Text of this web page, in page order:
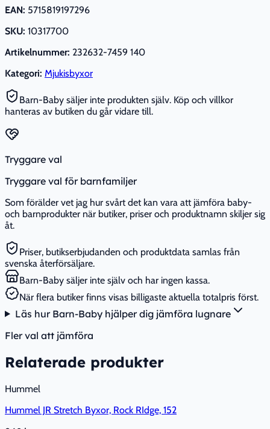
EAN: 5715819197296
SKU: 10317700
Artikelnummer: 232632-7459 140
Kategori: Mjukisbyxor
Barn-Baby säljer inte produkten själv. Köp och villkor
hanteras av butiken du går vidare till.
Tryggare val
Tryggare val för barnfamiljer
Som förälder vet jag hur svårt det kan vara att jämföra baby-
och barnprodukter när butiker, priser och produktnamn skiljer sig
åt.
Priser, butikserbjudanden och produktdata samlas från
svenska återförsäljare.
Barn-Baby säljer inte själv och har ingen kassa.
När flera butiker finns visas billigaste aktuella totalpris först.
Läs hur Barn-Baby hjälper dig jämföra lugnare
Fler val att jämföra
Relaterade produkter
Hummel
Hummel JR Stretch Byxor, Rock RIdge, 152